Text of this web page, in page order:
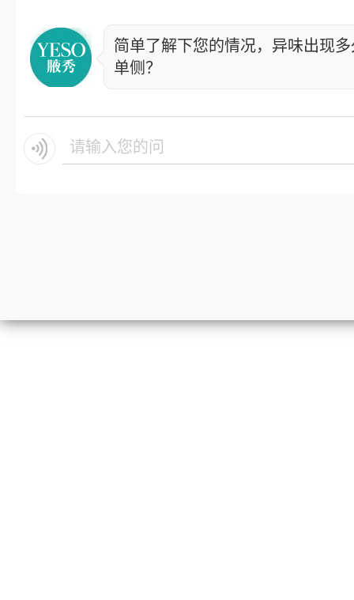
简单了解下您的情况，异味出现
单侧？
请输入您的问题